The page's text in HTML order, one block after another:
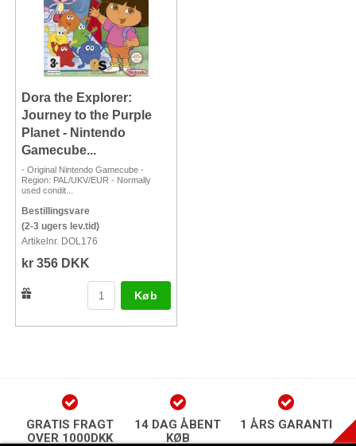
Dora the Explorer:
Journey to the Purple
Planet - Nintendo
Gamecube...
- Original Nintendo Gamecube -
Region: PAL/UKV/EUR - Normally
used condit...
Bestillingsvare
(2-3 ugers lev.tid)
Artikelnr. DOL176
kr 356 DKK
Køb
GRATIS FRAGT
OVER 1000DKK
14 DAG ÅBENT
KØB
1 ÅRS GARANTI